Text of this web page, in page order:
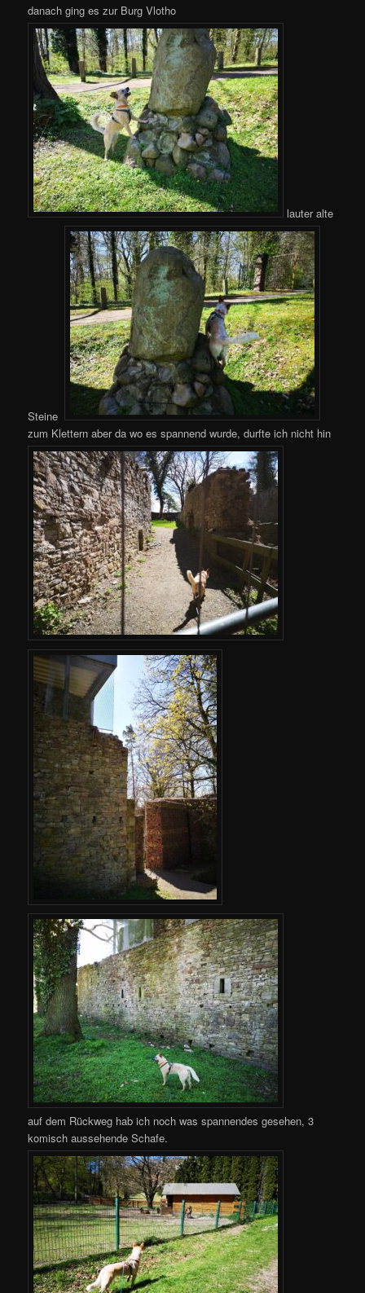
danach ging es zur Burg Vlotho
lauter alte
Steine
zum Klettern aber da wo es spannend wurde, durfte ich nicht hin
auf dem Rückweg hab ich noch was spannendes gesehen, 3
komisch aussehende Schafe.